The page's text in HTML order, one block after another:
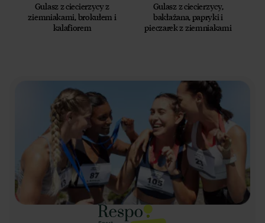
Gulasz z ciecierzycy z
ziemniakami, brokułem i
kalafiorem
Gulasz z ciecierzycy,
bakłażana, papryki i
pieczarek z ziemniakami